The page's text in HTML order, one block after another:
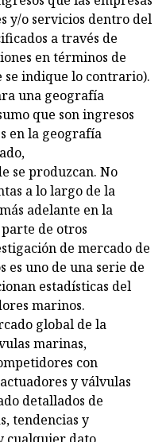
y/o servicios dentro del
a través de
en términos de
se indique lo contrario).
una geografía
que son ingresos
en la geografía
se produzcan. No
a lo largo de la
adelante en la
de otros
de mercado de
es uno de una serie de
estadísticas del
marinos.
global de la
marinas,
con
y válvulas
detallados de
tendencias y